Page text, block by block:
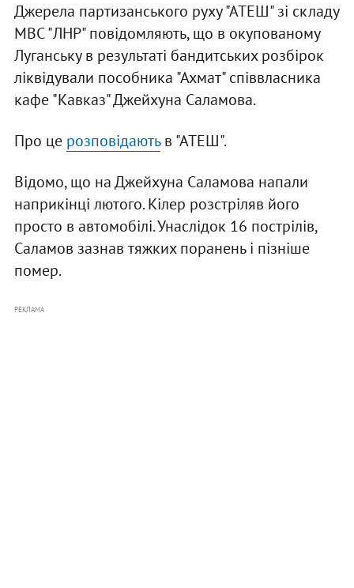
Джерела партизанського руху "АТЕШ" зі складу
МВС "ЛНР" повідомляють, що в окупованому
Луганську в результаті бандитських розбірок
ліквідували пособника "Ахмат" співвласника
кафе "Кавказ" Джейхуна Саламова.
Про це розповідаютьв "АТЕШ".
Відомо, що на Джейхуна Саламова напали
наприкінці лютого. Кілер розстріляв його
просто в автомобілі. Унаслідок 16 пострілів,
Саламов зазнав тяжких поранень і пізніше
помер.
РЕКЛАМА